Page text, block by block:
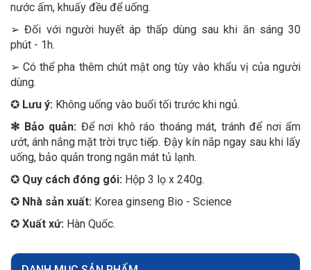
nước ấm, khuấy đều để uống.
➢ Đối với người huyết áp thấp dùng sau khi ăn sáng 30
phút - 1h.
➢ Có thể pha thêm chút mật ong tùy vào khẩu vị của người
dùng.
✪ Lưu ý: Không uống vào buổi tối trước khi ngủ.
✻ Bảo quản: Để nơi khô ráo thoáng mát, tránh để nơi ẩm
ướt, ánh nắng mặt trời trực tiếp. Đậy kín nắp ngay sau khi lấy
uống, bảo quản trong ngăn mát tủ lạnh.
✪ Quy cách đóng gói: Hộp 3 lọ x 240g.
✪ Nhà sản xuất: Korea ginseng Bio - Science
✪ Xuất xứ: Hàn Quốc.